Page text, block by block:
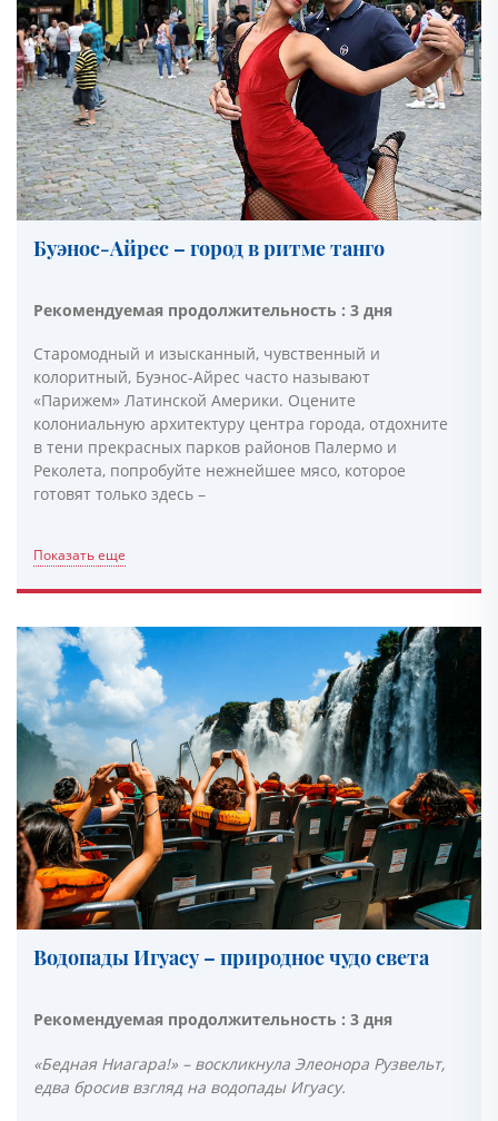
Буэнос-Айрес – город в ритме танго
Рекомендуемая продолжительность : 3 дня
Старомодный и изысканный, чувственный и
колоритный, Буэнос-Айрес часто называют
«Парижем» Латинской Америки. Оцените
колониальную архитектуру центра города, отдохните
в тени прекрасных парков районов Палермо и
Реколета, попробуйте нежнейшее мясо, которое
готовят только здесь –
Показать еще
Водопады Игуасу – природное чудо света
Рекомендуемая продолжительность : 3 дня
«Бедная Ниагара!» – воскликнула Элеонора Рузвельт,
едва бросив взгляд на водопады Игуасу.